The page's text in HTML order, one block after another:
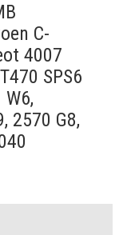
C-
4007
SPS6
2570 G8,